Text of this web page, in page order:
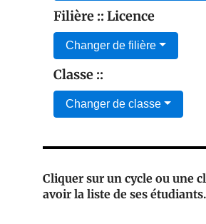
Filière :: Licence
Changer de filière
Classe ::
Changer de classe
Cliquer sur un cycle ou une
avoir la liste de ses étudiants.